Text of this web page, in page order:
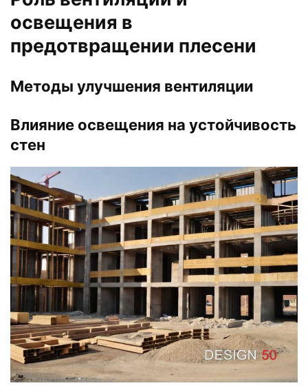
освещения в
предотвращении плесени
Методы улучшения вентиляции
Влияние освещения на устойчивость
стен